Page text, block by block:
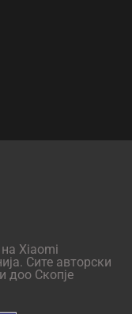
Xiaomi
Сите авторски
доо Скопје